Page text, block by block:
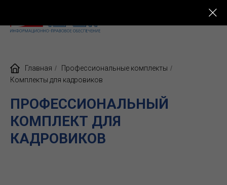
Главная / Профессиональные комплекты /
Комплекты для кадровиков
ПРОФЕССИОНАЛЬНЫЙ
КОМПЛЕКТ ДЛЯ
КАДРОВИКОВ